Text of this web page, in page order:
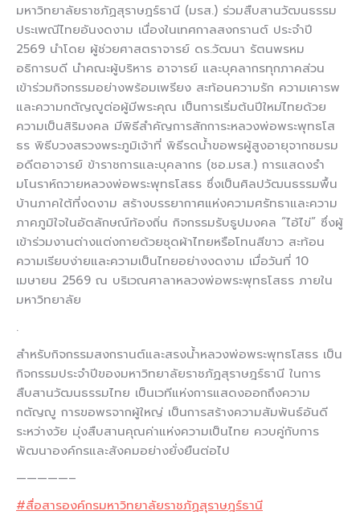
มหาวิทยาลัยราชภัฏสุราษฎร์ธานี (มรส.) ร่วมสืบสานวัฒนธรรม
ประเพณีไทยอันงดงาม เนื่องในเทศกาลสงกรานต์ ประจำปี
2569 นำโดย ผู้ช่วยศาสตราจารย์ ดร.วัฒนา รัตนพรหม
อธิการบดี นำคณะผู้บริหาร อาจารย์ และบุคลากรทุกภาคส่วน
เข้าร่วมกิจกรรมอย่างพร้อมเพรียง สะท้อนความรัก ความเคารพ
และความกตัญญูต่อผู้มีพระคุณ เป็นการเริ่มต้นปีใหม่ไทยด้วย
ความเป็นสิริมงคล มีพิธีสำคัญการสักการะหลวงพ่อพระพุทธโส
ธร พิธีบวงสรวงพระภูมิเจ้าที่ พิธีรดน้ำขอพรผู้สูงอายุจากชมรม
อดีตอาจารย์ ข้าราชการและบุคลากร (ชอ.มรส.) การแสดงรำ
มโนราห์ถวายหลวงพ่อพระพุทธโสธร ซึ่งเป็นศิลปวัฒนธรรมพื้น
บ้านภาคใต้ที่งดงาม สร้างบรรยากาศแห่งความศรัทธาและความ
ภาคภูมิใจในอัตลักษณ์ท้องถิ่น กิจกรรมรับธูปมงคล “ไอ้ไข่” ซึ่งผู้
เข้าร่วมงานต่างแต่งกายด้วยชุดผ้าไทยหรือโทนสีขาว สะท้อน
ความเรียบง่ายและความเป็นไทยอย่างงดงาม เมื่อวันที่ 10
เมษายน 2569 ณ บริเวณศาลาหลวงพ่อพระพุทธโสธร ภายใน
มหาวิทยาลัย
.
สำหรับกิจกรรมสงกรานต์และสรงน้ำหลวงพ่อพระพุทธโสธร เป็น
กิจกรรมประจำปีของมหาวิทยาลัยราชภัฏสุราษฎร์ธานี ในการ
สืบสานวัฒนธรรมไทย เป็นเวทีแห่งการแสดงออกถึงความ
กตัญญู การขอพรจากผู้ใหญ่ เป็นการสร้างความสัมพันธ์อันดี
ระหว่างวัย มุ่งสืบสานคุณค่าแห่งความเป็นไทย ควบคู่กับการ
พัฒนาองค์กรและสังคมอย่างยั่งยืนต่อไป
—————–
#สื่อสารองค์กรมหาวิทยาลัยราชภัฏสุราษฎร์ธานี